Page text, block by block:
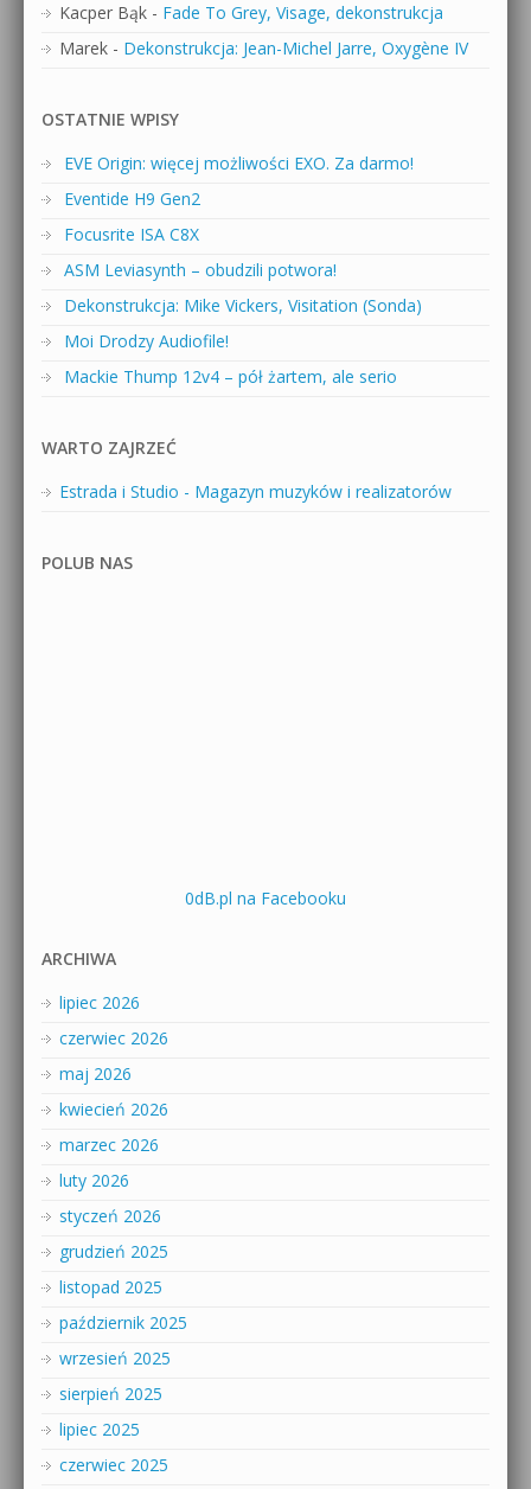
Kacper Bąk - Fade To Grey, Visage, dekonstrukcja
Marek - Dekonstrukcja: Jean-Michel Jarre, Oxygène IV
OSTATNIE WPISY
EVE Origin: więcej możliwości EXO. Za darmo!
Eventide H9 Gen2
Focusrite ISA C8X
ASM Leviasynth – obudzili potwora!
Dekonstrukcja: Mike Vickers, Visitation (Sonda)
Moi Drodzy Audiofile!
Mackie Thump 12v4 – pół żartem, ale serio
WARTO ZAJRZEĆ
Estrada i Studio - Magazyn muzyków i realizatorów
POLUB NAS
0dB.pl na Facebooku
ARCHIWA
lipiec 2026
czerwiec 2026
maj 2026
kwiecień 2026
marzec 2026
luty 2026
styczeń 2026
grudzień 2025
listopad 2025
październik 2025
wrzesień 2025
sierpień 2025
lipiec 2025
czerwiec 2025